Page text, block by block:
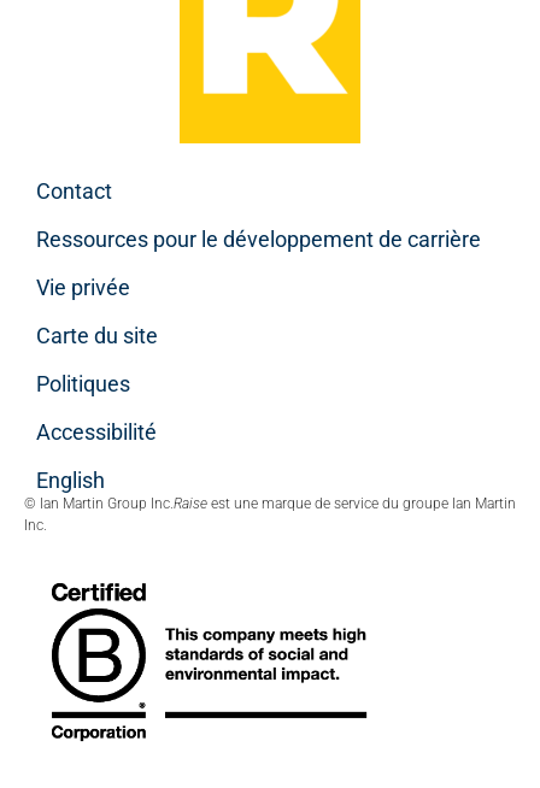
Contact
Ressources pour le développement de carrière
Vie privée
Carte du site
Politiques
Accessibilité
English
© Ian Martin Group Inc. Raise est une marque de service du groupe Ian Martin
Inc.